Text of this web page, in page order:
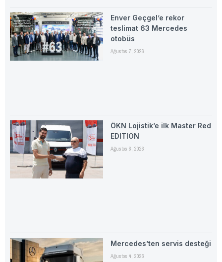
Enver Geçgel’e rekor
teslimat 63 Mercedes
otobüs
Ağustos 7, 2026
ÖKN Lojistik’e ilk Master Red
EDITION
Ağustos 6, 2026
Mercedes’ten servis desteği
Ağustos 4, 2026